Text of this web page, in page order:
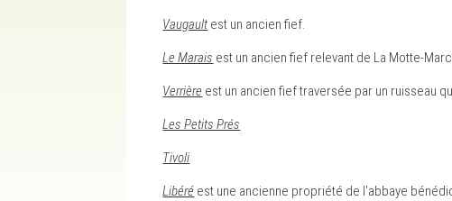
Vaugault est un ancien fief.
Le Marais est un ancien fief relevant de La Motte-
Verrière est un ancien fief traversée par un ruisseau
Les Petits Prés
Tivoli
Libéré est une ancienne propriété de l'abbaye